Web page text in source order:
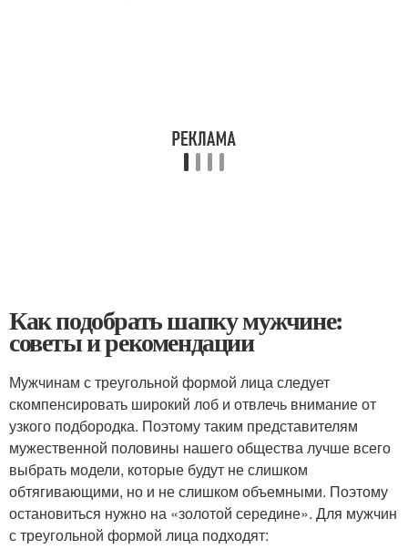
Как подобрать шапку мужчине:
советы и рекомендации
Мужчинам с треугольной формой лица следует
скомпенсировать широкий лоб и отвлечь внимание от
узкого подбородка. Поэтому таким представителям
мужественной половины нашего общества лучше всего
выбрать модели, которые будут не слишком
обтягивающими, но и не слишком объемными. Поэтому
остановиться нужно на «золотой середине». Для мужчин
с треугольной формой лица подходят: